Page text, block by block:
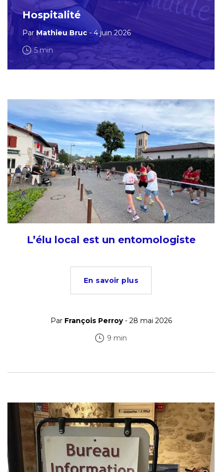
Hospitalité
Par Mathieu Bruc- 4 juin 2026
5 min
L’élu local est un entomologiste
En savoir plus
Par François Perroy- 28 mai 2026
9 min